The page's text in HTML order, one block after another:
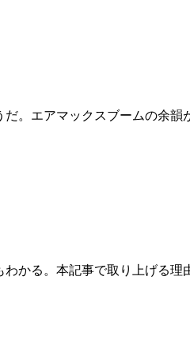
。エアマックスブームの余
かる。本記事で取り上げる理